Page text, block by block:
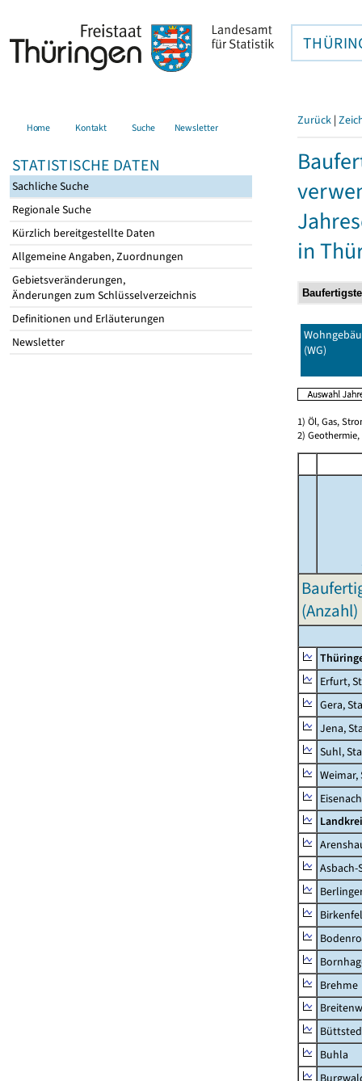
Home Kontakt Suche Newsletter
STATISTISCHE DATEN
Sachliche Suche
Regionale Suche
Kürzlich bereitgestellte Daten
Allgemeine Angaben, Zuordnungen
Gebietsveränderungen,
Änderungen zum Schlüsselverzeichnis
Definitionen und Erläuterungen
Newsletter
Zurück |
in
(WG)
1) Öl, Gas,
2)
(Anzahl)
Erfurt,
Gera,
Jena,
Suhl,
Weimar,
Asbach-
Brehme
Buhla